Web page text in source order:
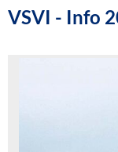
VSVI - Info